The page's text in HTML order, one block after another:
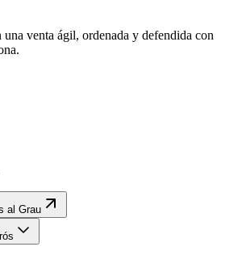
una venta ágil, ordenada y defendida con
al Grau